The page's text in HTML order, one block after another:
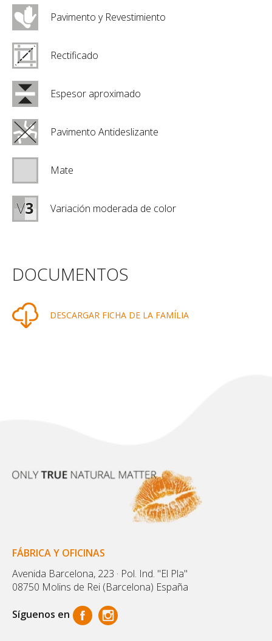
Pavimento y Revestimiento
Rectificado
Espesor aproximado
Pavimento Antideslizante
Mate
Variación moderada de color
DOCUMENTOS
DESCARGAR FICHA DE LA FAMÍLIA
FÁBRICA Y OFICINAS
Avenida Barcelona, 223 · Pol. Ind. "El Pla"
08750 Molins de Rei (Barcelona) España
Síguenos en